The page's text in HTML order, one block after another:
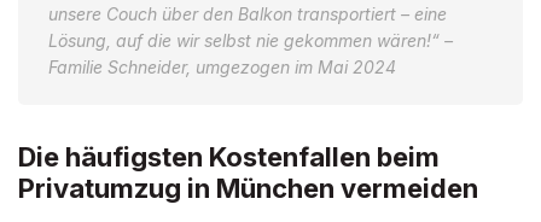
unsere Couch über den Balkon transportiert – eine
Lösung, auf die wir selbst nie gekommen wären!“ –
Familie Schneider, umgezogen im Mai 2024
Die häufigsten Kostenfallen beim
Privatumzug in München vermeiden